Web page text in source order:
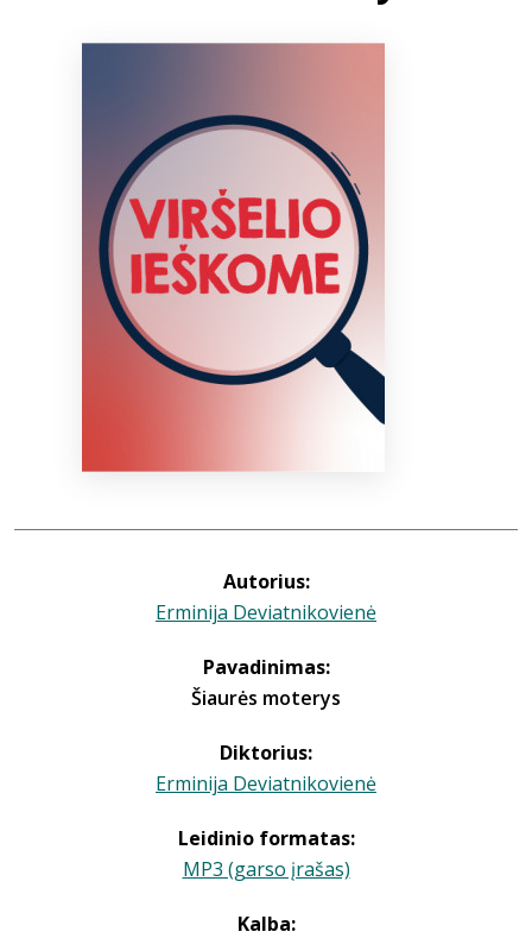
Autorius:
Erminija Deviatnikovienė
Pavadinimas:
Šiaurės moterys
Diktorius:
Erminija Deviatnikovienė
Leidinio formatas:
MP3 (garso įrašas)
Kalba: